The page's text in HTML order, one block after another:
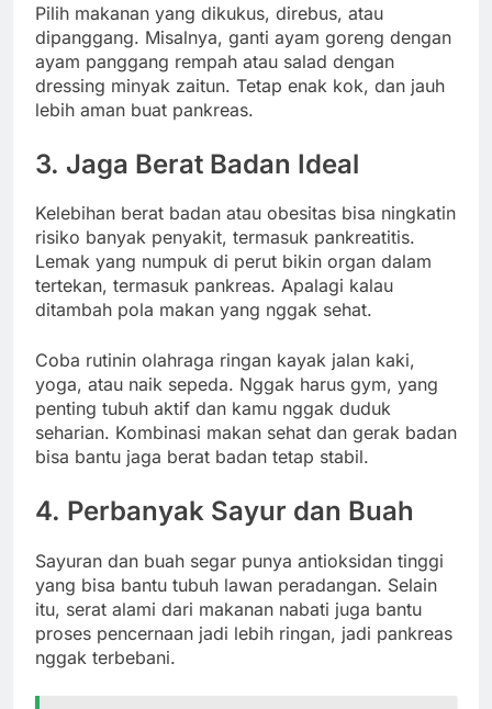
Pilih makanan yang dikukus, direbus, atau
dipanggang. Misalnya, ganti ayam goreng dengan
ayam panggang rempah atau salad dengan
dressing minyak zaitun. Tetap enak kok, dan jauh
lebih aman buat pankreas.
3. Jaga Berat Badan Ideal
Kelebihan berat badan atau obesitas bisa ningkatin
risiko banyak penyakit, termasuk pankreatitis.
Lemak yang numpuk di perut bikin organ dalam
tertekan, termasuk pankreas. Apalagi kalau
ditambah pola makan yang nggak sehat.
Coba rutinin olahraga ringan kayak jalan kaki,
yoga, atau naik sepeda. Nggak harus gym, yang
penting tubuh aktif dan kamu nggak duduk
seharian. Kombinasi makan sehat dan gerak badan
bisa bantu jaga berat badan tetap stabil.
4. Perbanyak Sayur dan Buah
Sayuran dan buah segar punya antioksidan tinggi
yang bisa bantu tubuh lawan peradangan. Selain
itu, serat alami dari makanan nabati juga bantu
proses pencernaan jadi lebih ringan, jadi pankreas
nggak terbebani.